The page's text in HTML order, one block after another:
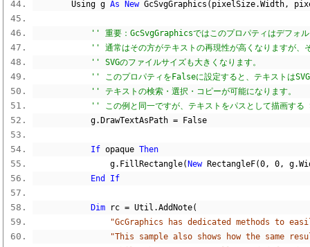
        Using g
As New GcSvgGraphics ( pixelSize.Width,
'' 重要：GcSvgGraphicsではこのプロパティはデフォ
'' 通常はその方がテキストの再現性が高くなりますが、
'' SVGのファイルサイズも大きくなります。
'' このプロパティをFalseに設定すると、テキストは
'' テキストの検索・選択・コピーが可能になります。
'' この例と同一ですが、テキストをパスとして描画す
            g
. DrawTextAsPath = False
If opaque Then
                g
. FillRectangle( New RectangleF(0, 0, g.
End
If
Dim rc = Util .AddNote(
"GcGraphics has dedicated methods to
"This sample also shows how the same